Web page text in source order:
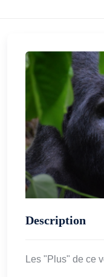
Description
Les "Plus" de ce